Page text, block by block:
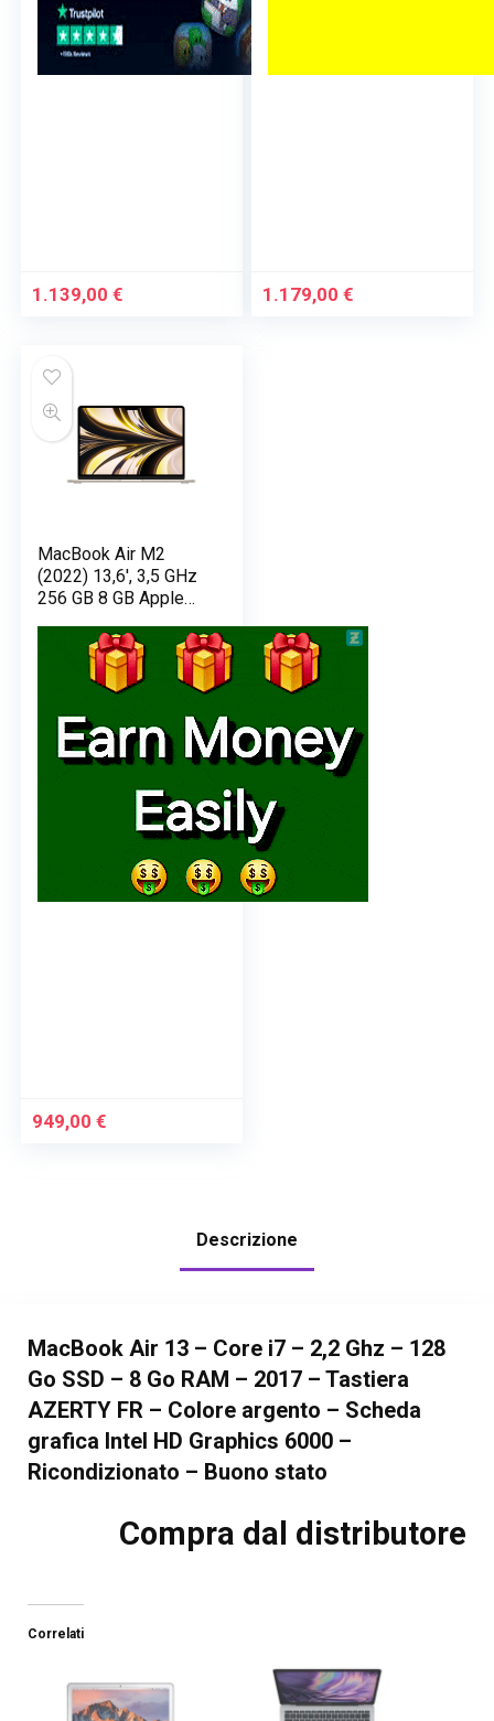
1.139,00€ 1.179,00€
MacBook Air M2
(2022) 13,6′, 3,5 GHz
256 GB 8 GB Apple
AZERTY –
Ricondizionato –
Condizioni eccellenti
949,00€
Descrizione
MacBook Air 13 – Core i7 – 2,2 Ghz – 128
Go SSD – 8 Go RAM – 2017 – Tastiera
AZERTY FR – Colore argento – Scheda
grafica Intel HD Graphics 6000 –
Ricondizionato – Buono stato
Compra dal distributore
Correlati